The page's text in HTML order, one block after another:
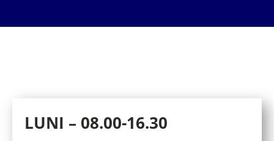
LUNI – 08.00-16.30